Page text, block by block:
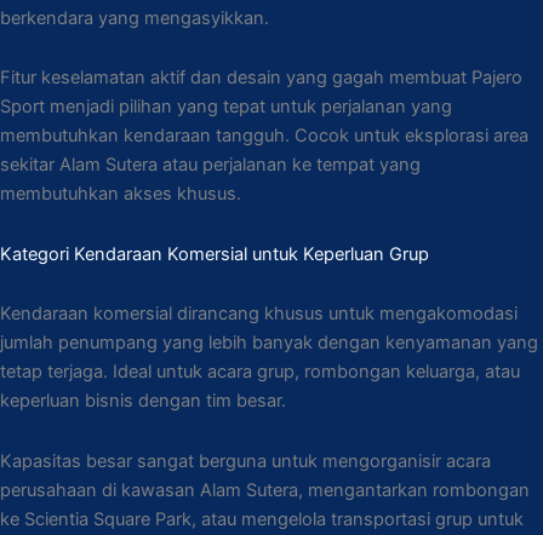
berkendara yang mengasyikkan.
Fitur keselamatan aktif dan desain yang gagah membuat Pajero
Sport menjadi pilihan yang tepat untuk perjalanan yang
membutuhkan kendaraan tangguh. Cocok untuk eksplorasi area
sekitar Alam Sutera atau perjalanan ke tempat yang
membutuhkan akses khusus.
Kategori Kendaraan Komersial untuk Keperluan Grup
Kendaraan komersial dirancang khusus untuk mengakomodasi
jumlah penumpang yang lebih banyak dengan kenyamanan yang
tetap terjaga. Ideal untuk acara grup, rombongan keluarga, atau
keperluan bisnis dengan tim besar.
Kapasitas besar sangat berguna untuk mengorganisir acara
perusahaan di kawasan Alam Sutera, mengantarkan rombongan
ke Scientia Square Park, atau mengelola transportasi grup untuk